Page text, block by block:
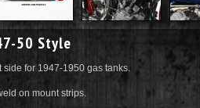
50 Style
side for 1947-1950 gas tanks.
on mount strips.